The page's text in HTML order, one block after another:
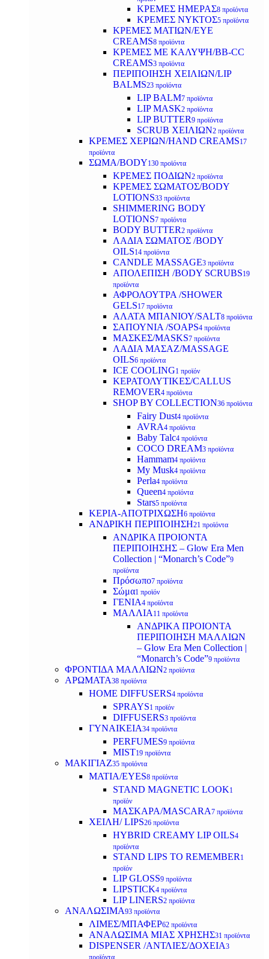
ΚΡΕΜΕΣ ΗΜΕΡΑΣ8 προϊόντα
ΚΡΕΜΕΣ ΝΥΚΤΟΣ5 προϊόντα
ΚΡΕΜΕΣ ΜΑΤΙΩΝ/EYE
CREAMS8 προϊόντα
ΚΡΕΜΕΣ ΜΕ ΚΑΛΥΨΗ/BB-CC
CREAMS3 προϊόντα
ΠΕΡΙΠΟΙΗΣΗ ΧΕΙΛΙΩΝ/LIP
BALMS23 προϊόντα
LIP BALM7 προϊόντα
LIP MASK2 προϊόντα
LIP BUTTER9 προϊόντα
SCRUB ΧΕΙΛΙΩΝ2 προϊόντα
ΚΡΕΜΕΣ ΧΕΡΙΩΝ/HAND CREAMS17
προϊόντα
ΣΩΜΑ/BODY130 προϊόντα
ΚΡΕΜΕΣ ΠΟΔΙΩΝ2 προϊόντα
ΚΡΕΜΕΣ ΣΩΜΑΤΟΣ/BODY
LOTIONS33 προϊόντα
SHIMMERING BODY
LOTIONS7 προϊόντα
BODY BUTTER2 προϊόντα
ΛΑΔΙΑ ΣΩΜΑΤΟΣ /BODY
OILS14 προϊόντα
CANDLE MASSAGE3 προϊόντα
ΑΠΟΛΕΠΙΣΗ /BODY SCRUBS19
προϊόντα
ΑΦΡΟΛΟΥΤΡΑ /SHOWER
GELS17 προϊόντα
ΑΛΑΤΑ ΜΠΑΝΙΟΥ/SALT8 προϊόντα
ΣΑΠΟΥΝΙΑ /SOAPS4 προϊόντα
ΜΑΣΚΕΣ/MASKS7 προϊόντα
ΛΑΔΙΑ ΜΑΣΑΖ/MASSAGE
OILS6 προϊόντα
ICE COOLING1 προϊόν
ΚΕΡΑΤΟΛΥΤΙΚΕΣ/CALLUS
REMOVER4 προϊόντα
SHOP BY COLLECTION36 προϊόντα
Fairy Dust4 προϊόντα
AVRA4 προϊόντα
Baby Talc4 προϊόντα
COCO DREAM3 προϊόντα
Hammam4 προϊόντα
My Musk4 προϊόντα
Perla4 προϊόντα
Queen4 προϊόντα
Stars5 προϊόντα
ΚΕΡΙΑ-ΑΠΟΤΡΙΧΩΣΗ6 προϊόντα
ΑΝΔΡΙΚΗ ΠΕΡΙΠΟΙΗΣΗ21 προϊόντα
ΑΝΔΡΙΚΑ ΠΡΟΙΟΝΤΑ
ΠΕΡΙΠΟΙΗΣΗΣ – Glow Era Men
Collection | “Monarch’s Code”9
προϊόντα
Πρόσωπο7 προϊόντα
Σώμα1 προϊόν
ΓΕΝΙΑ4 προϊόντα
ΜΑΛΛΙΑ 11 προϊόντα
ΑΝΔΡΙΚΑ ΠΡΟΙΟΝΤΑ
ΠΕΡΙΠΟΙΗΣΗ ΜΑΛΛΙΩΝ
– Glow Era Men Collection |
“Monarch’s Code”9 προϊόντα
ΦΡΟΝΤΙΔΑ ΜΑΛΛΙΩΝ2 προϊόντα
ΑΡΩΜΑΤΑ38 προϊόντα
HOME DIFFUSERS4 προϊόντα
SPRAYS1 προϊόν
DIFFUSERS3 προϊόντα
ΓΥΝΑΙΚΕΙΑ34 προϊόντα
PERFUMES9 προϊόντα
MIST19 προϊόντα
ΜΑΚΙΓΙΑΖ35 προϊόντα
ΜΑΤΙΑ/EYES8 προϊόντα
STAND MAGNETIC LOOK1
προϊόν
ΜΑΣΚΑΡΑ/MASCARA7 προϊόντα
ΧΕΙΛΗ/ LIPS26 προϊόντα
HYBRID CREAMY LIP OILS4
προϊόντα
STAND LIPS TO REMEMBER 1
προϊόν
LIP GLOSS9 προϊόντα
LIPSTICK4 προϊόντα
LIP LINERS2 προϊόντα
ΑΝΑΛΩΣΙΜΑ93 προϊόντα
ΛΙΜΕΣ/ΜΠΑΦΕΡ62 προϊόντα
ΑΝΑΛΩΣΙΜΑ ΜΙΑΣ ΧΡΗΣΗΣ31 προϊόντα
DISPENSER /ΑΝΤΛΙΕΣ/ΔΟΧΕΙΑ3
προϊόντα